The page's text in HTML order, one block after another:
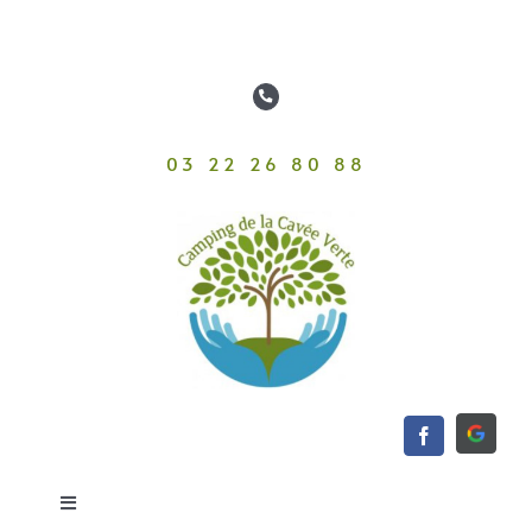
03 22 26 80 88
Toggle